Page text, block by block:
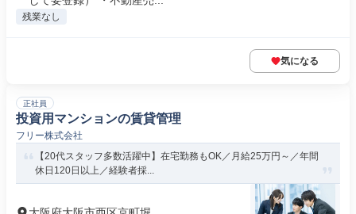
残業なし
気になる
正社員
投資用マンションの賃貸管理
フリー株式会社
【20代スタッフ多数活躍中】在宅勤務もOK／月給25万円～／年間
休日120日以上／経験者採...